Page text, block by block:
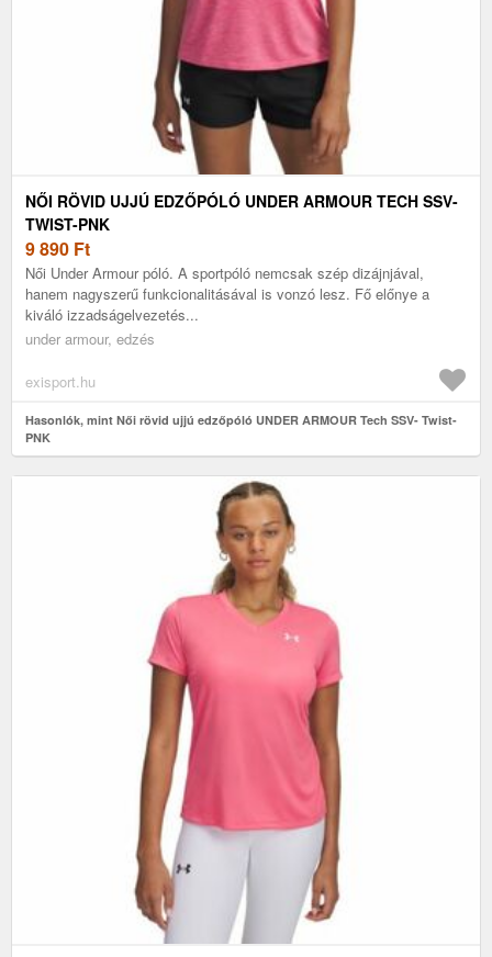
NŐI RÖVID UJJÚ EDZŐPÓLÓ UNDER ARMOUR TECH SSV-
TWIST-PNK
9 890 Ft
Női Under Armour póló. A sportpóló nemcsak szép dizájnjával,
hanem nagyszerű funkcionalitásával is vonzó lesz. Fő előnye a
kiváló izzadságelvezetés...
under armour, edzés
exisport.hu
Hasonlók, mint Női rövid ujjú edzőpóló UNDER ARMOUR Tech SSV- Twist-
PNK